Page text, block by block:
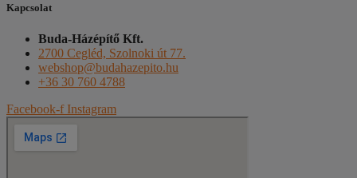
Kapcsolat
Buda-Házépítő Kft.
2700 Cegléd, Szolnoki út 77.
webshop@budahazepito.hu
+36 30 760 4788
Facebook-f Instagram